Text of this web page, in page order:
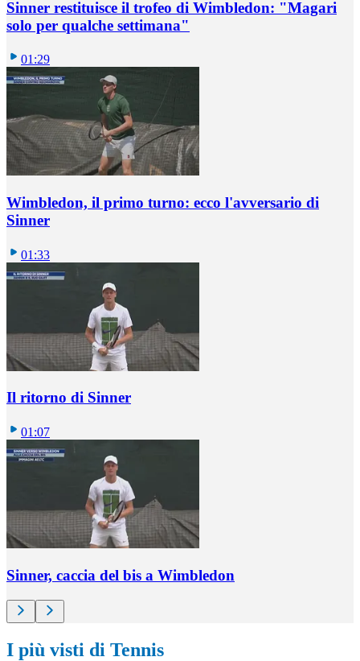
Sinner restituisce il trofeo di Wimbledon: "Magari
solo per qualche settimana"
01:29
Wimbledon, il primo turno: ecco l'avversario di
Sinner
01:33
Il ritorno di Sinner
01:07
Sinner, caccia del bis a Wimbledon
I più visti di Tennis